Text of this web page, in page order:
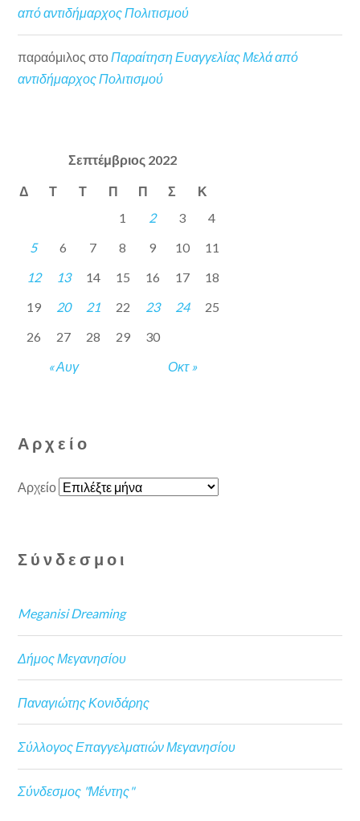
από αντιδήμαρχος Πολιτισμού
παραόμιλος στοΠαραίτηση Ευαγγελίας Μελά από
αντιδήμαρχος Πολιτισμού
Σεπτέμβριος 2022
Δ Τ Τ Π Π Σ Κ
« Αυγ Οκτ »
1 2 3
4
5
6 7 8 9 10
11
12
13 14 15 16 17
18
19
20 21 22 23 24
25
26
27 28 29 30
Αρχείο
Αρχείο
Σύνδεσμοι
Meganisi Dreaming
Δήμος Μεγανησίου
Παναγιώτης Κονιδάρης
Σύλλογος Επαγγελματιών Μεγανησίου
Σύνδεσμος "Μέντης"